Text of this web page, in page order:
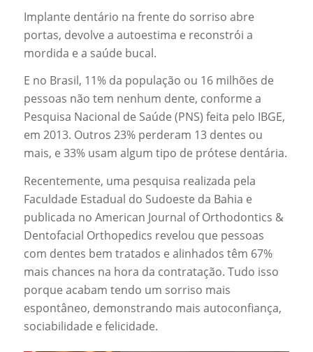
Implante dentário na frente do sorriso abre
portas, devolve a autoestima e reconstrói a
mordida e a saúde bucal.
E no Brasil, 11% da população ou 16 milhões de
pessoas não tem nenhum dente, conforme a
Pesquisa Nacional de Saúde (PNS) feita pelo IBGE,
em 2013. Outros 23% perderam 13 dentes ou
mais, e 33% usam algum tipo de prótese dentária.
Recentemente, uma pesquisa realizada pela
Faculdade Estadual do Sudoeste da Bahia e
publicada no American Journal of Orthodontics &
Dentofacial Orthopedics revelou que pessoas
com dentes bem tratados e alinhados têm 67%
mais chances na hora da contratação. Tudo isso
porque acabam tendo um sorriso mais
espontâneo, demonstrando mais autoconfiança,
sociabilidade e felicidade.